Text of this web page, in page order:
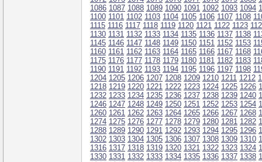
1086 1087 1088 1089 1090 1091 1092 1093 1094
1100 1101 1102 1103 1104 1105 1106 1107 1108
1115 1116 1117 1118 1119 1120 1121 1122 1123
1130 1131 1132 1133 1134 1135 1136 1137 1138
1145 1146 1147 1148 1149 1150 1151 1152 1153
1160 1161 1162 1163 1164 1165 1166 1167 1168
1175 1176 1177 1178 1179 1180 1181 1182 1183
1190 1191 1192 1193 1194 1195 1196 1197 1198
1204 1205 1206 1207 1208 1209 1210 1211 1212
1218 1219 1220 1221 1222 1223 1224 1225 1226
1232 1233 1234 1235 1236 1237 1238 1239 1240
1246 1247 1248 1249 1250 1251 1252 1253 1254
1260 1261 1262 1263 1264 1265 1266 1267 1268
1274 1275 1276 1277 1278 1279 1280 1281 1282
1288 1289 1290 1291 1292 1293 1294 1295 1296
1302 1303 1304 1305 1306 1307 1308 1309 1310
1316 1317 1318 1319 1320 1321 1322 1323 1324
1330 1331 1332 1333 1334 1335 1336 1337 1338